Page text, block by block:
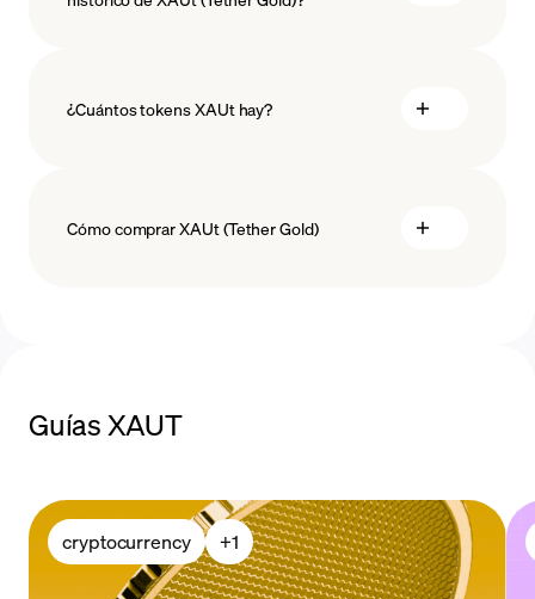
¿Cuántos tokens XAUt hay?
Cómo comprar XAUt (Tether Gold)
Guías XAUT
cryptocurrency +1